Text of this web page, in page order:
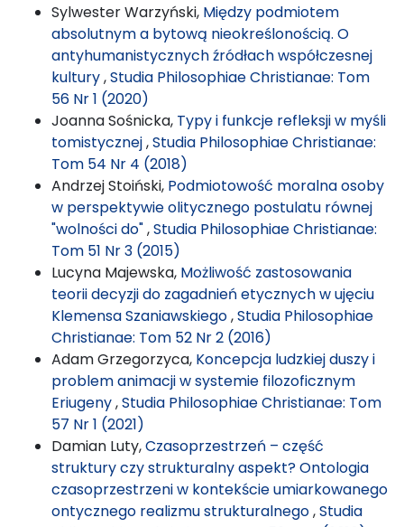
Sylwester Warzyński, Między podmiotem
absolutnym a bytową nieokreślonością. O
antyhumanistycznych źródłach współczesnej
kultury,Studia Philosophiae Christianae: Tom
56 Nr 1 (2020)
Joanna Sośnicka, Typy i funkcje refleksji w myśli
tomistycznej,Studia Philosophiae Christianae:
Tom 54 Nr 4 (2018)
Andrzej Stoiński, Podmiotowość moralna osoby
w perspektywie olitycznego postulatu równej
"wolności do",Studia Philosophiae Christianae:
Tom 51 Nr 3 (2015)
Lucyna Majewska, Możliwość zastosowania
teorii decyzji do zagadnień etycznych w ujęciu
Klemensa Szaniawskiego,Studia Philosophiae
Christianae: Tom 52 Nr 2 (2016)
Adam Grzegorzyca, Koncepcja ludzkiej duszy i
problem animacji w systemie filozoficznym
Eriugeny,Studia Philosophiae Christianae: Tom
57 Nr 1 (2021)
Damian Luty,Czasoprzestrzeń – część
struktury czy strukturalny aspekt? Ontologia
czasoprzestrzeni w kontekście umiarkowanego
ontycznego realizmu strukturalnego,Studia